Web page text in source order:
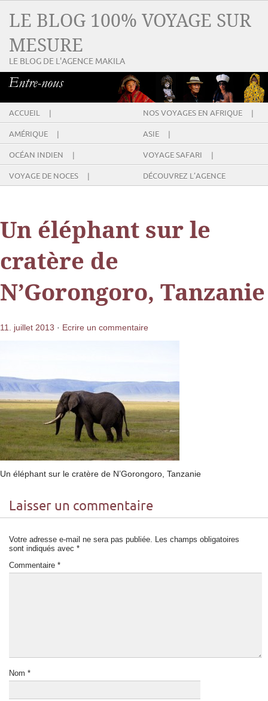
LE BLOG 100% VOYAGE SUR
MESURE
LE BLOG DE L'AGENCE MAKILA
ACCUEIL | NOS VOYAGES EN AFRIQUE |
AMÉRIQUE | ASIE |
OCÉAN INDIEN | VOYAGE SAFARI |
VOYAGE DE NOCES | DÉCOUVREZ L’AGENCE
Un éléphant sur le
cratère de
N’Gorongoro, Tanzanie
11. juillet 2013 · Ecrire un commentaire
Un éléphant sur le cratère de N’Gorongoro, Tanzanie
Laisser un commentaire
Votre adresse e-mail ne sera pas publiée.
Les champs obligatoires
sont indiqués avec *
Commentaire *
Nom *